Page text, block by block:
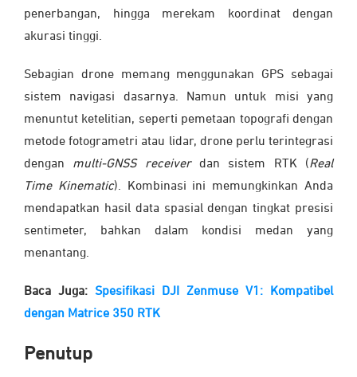
penerbangan, hingga merekam koordinat dengan
akurasi tinggi.
Sebagian drone memang menggunakan GPS sebagai
sistem navigasi dasarnya. Namun untuk misi yang
menuntut ketelitian, seperti pemetaan topografi dengan
metode fotogrametri atau lidar, drone perlu terintegrasi
dengan multi-GNSS receiverdan sistem RTK (Real
Time Kinematic). Kombinasi ini memungkinkan Anda
mendapatkan hasil data spasial dengan tingkat presisi
sentimeter, bahkan dalam kondisi medan yang
menantang.
Baca Juga: Spesifikasi DJI Zenmuse V1: Kompatibel
dengan Matrice 350 RTK
Penutup